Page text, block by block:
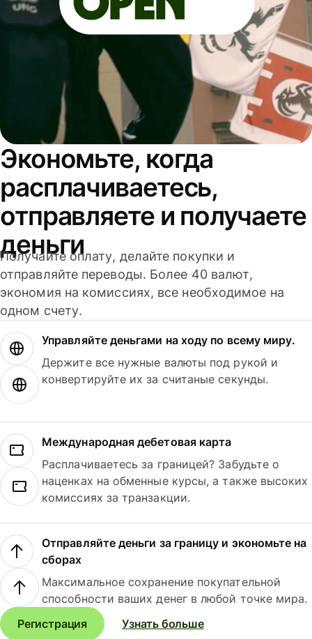
Экономьте, когда
расплачиваетесь,
отправляете и получаете
деньги
Получайте оплату, делайте покупки и
отправляйте переводы. Более 40 валют,
экономия на комиссиях, все необходимое на
одном счету.
Управляйте деньгами на ходу по всему миру.
Держите все нужные валюты под рукой и
конвертируйте их за считаные секунды.
Международная дебетовая карта
Расплачиваетесь за границей? Забудьте о
наценках на обменные курсы, а также высоких
комиссиях за транзакции.
Отправляйте деньги за границу и экономьте на
сборах
Максимальное сохранение покупательной
способности ваших денег в любой точке мира.
Регистрация
Узнать больше